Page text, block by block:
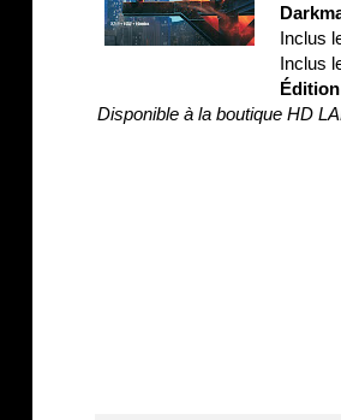
Inclus
Inclus
Disponible à la boutique HD